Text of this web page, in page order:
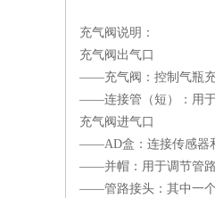
充气阀说明：
充气阀出气口
——充气阀：控制气瓶
——连接管（短）：用
充气阀进气口
——AD盒：连接传感器
——并帽：用于调节管
——管路接头：其中一